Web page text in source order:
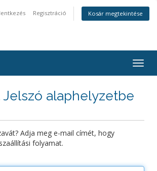
Regisztráció Kosár megtekintése
a
Jelszó alaphelyzetbe
Adja meg e-mail címét, hogy
folyamat.